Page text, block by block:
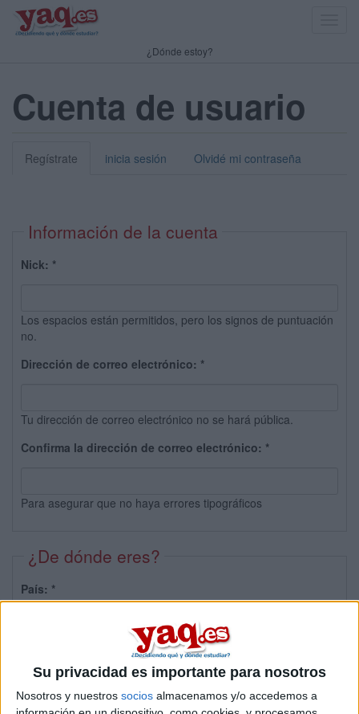
Su privacidad es importante para nosotros
Nosotros y nuestros socios almacenamos y/o accedemos a
¿Dónde estoy?
Cuenta de usuario
Regístrate inicia sesión Olvidé mi contraseña
Información de la cuenta
Nick: *
Los espacios están permitidos, pero los signos de puntuación
no.
Dirección de correo electrónico: *
Tu dirección de correo electrónico no se hará pública.
Confirma la dirección de correo electrónico: *
Para asegurar que no haya errores tipográficos
¿De dónde eres?
País: *